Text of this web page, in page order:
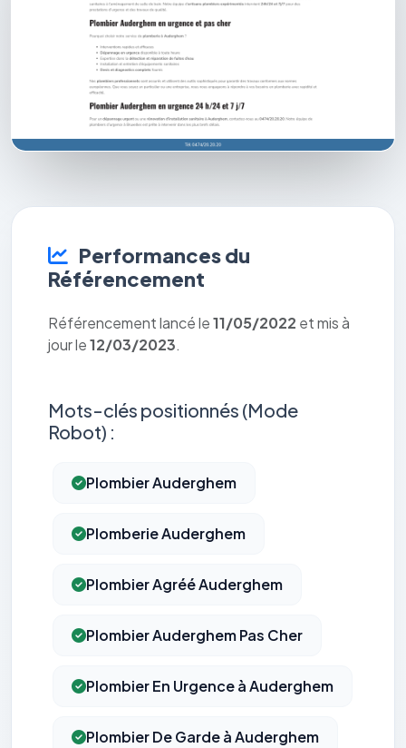
Performances du
Référencement
Référencement lancé le11/05/2022 et mis à
jour le12/03/2023.
Mots-clés positionnés (Mode
Robot) :
Plombier Auderghem
Plomberie Auderghem
Plombier Agréé Auderghem
Plombier Auderghem Pas Cher
Plombier En Urgence à Auderghem
Plombier De Garde à Auderghem